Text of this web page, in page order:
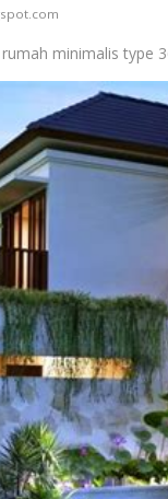
minimalis type